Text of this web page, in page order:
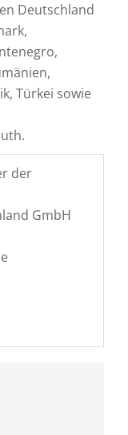
Deutschland
Türkei sowie
der
GmbH